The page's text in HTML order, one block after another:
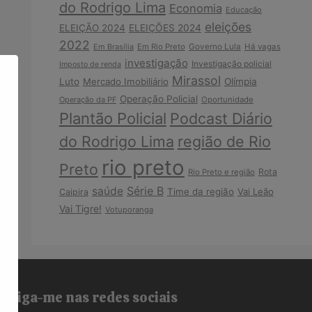
do Rodrigo Lima Economia Educação
ELEIÇÃO 2024 ELEIÇÕES 2024 eleições
2022 Em Brasília Em Rio Preto Governo Lula Há vagas
Imposto de renda investigação Investigação policial
Luto Mercado Imobiliário Mirassol Olímpia
Operação da PF Operação Policial Oportunidade
Plantão Policial Podcast Diário
do Rodrigo Lima região de Rio
Preto rio preto Rio Preto e região Rota
Caipira saúde Série B Time da região Vai Leão
Vai Tigre! Votuporanga
Siga-me nas redes sociais